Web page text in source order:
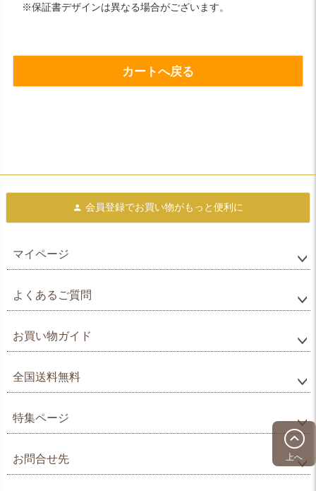
※保証書デザインは異なる場合がございます。
カートへ戻る
上へ
会員登録でお買い物がもっと便利に
マイページ
よくあるご質問
お買い物ガイド
全国送料無料
特集ページ
お問合せ先